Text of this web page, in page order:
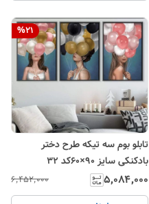
%21
تابلو بوم سه تیکه طرح دختر
بادکنکی سایز ۹۰×۶۰کد ۳۲
۵٬۰۸۴٬۰۰۰ ۶٬۴۵۲٬۰۰۰